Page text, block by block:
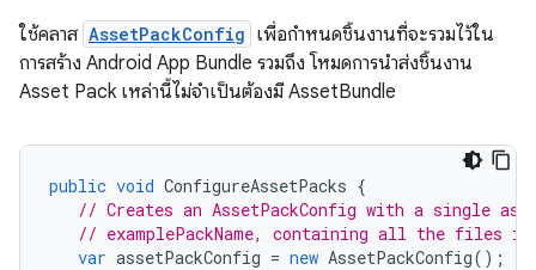
ใช้คลาส AssetPackConfig เพื่อกำหนดชิ้นงานที่จะรวมไว้ใน
การสร้าง Android App Bundle รวมถึง โหมดการนำส่งชิ้นงาน
Asset Pack เหล่านี้ไม่จำเป็นต้องมี AssetBundle
public void ConfigureAssetPacks {
// Creates an AssetPackConfig with a single
// examplePackName, containing all the files in
var assetPackConfig = new AssetPackConfig();